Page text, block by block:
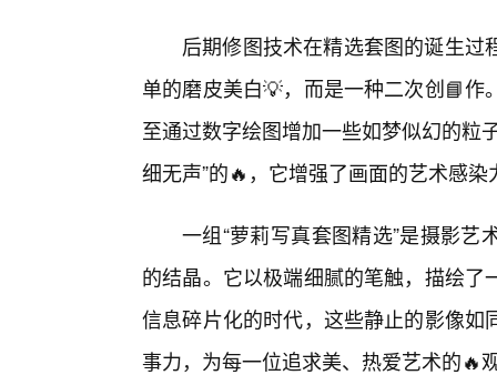
后期修图技术在精选套图的诞生
单的磨皮美白💡，而是一种二次创📘
至通过数字绘图增加一些如梦似幻的粒
细无声”的🔥，它增强了画面的艺术感
一组“萝莉写真套图精选”是摄影
的结晶。它以极端细腻的笔触，描绘
信息碎片化的时代，这些静止的影像
事力，为每一位追求美、热爱艺术的🔥